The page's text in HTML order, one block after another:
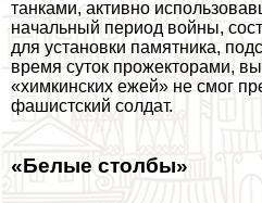
танками, активно
начальный период войны,
для установки памятника,
время суток прожекторами,
«химкинских ежей» не смог
фашистский солдат.
«Белые столбы»